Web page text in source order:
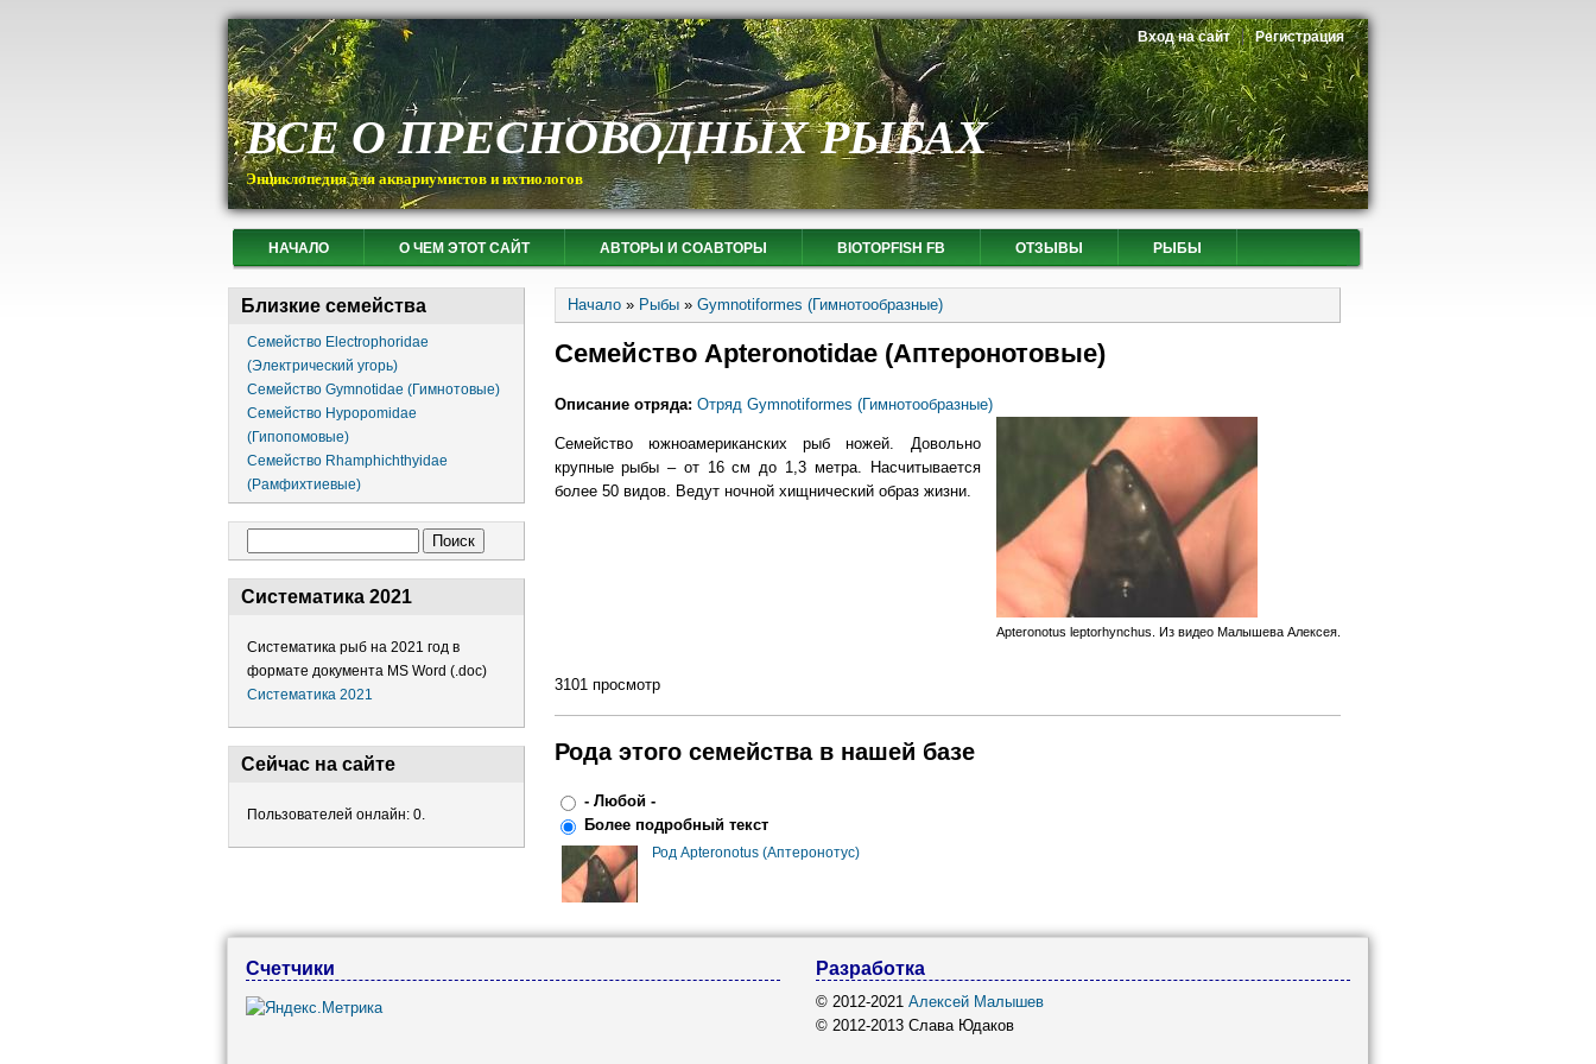
ВСЕ О ПРЕСНОВОДНЫХ РЫБАХ
Энциклопедия для аквариумистов и ихтиологов
Вход на сайт Регистрация
НАЧАЛО О ЧЕМ ЭТОТ САЙТ АВТОРЫ И СОАВТОРЫ BIOTOPFISH FB ОТЗЫВЫ РЫБЫ
Близкие семейства
Семейство Electrophoridae
(Электрический угорь)
Семейство Gymnotidae (Гимнотовые)
Семейство Hypopomidae
(Гипопомовые)
Семейство Rhamphichthyidae
(Рамфихтиевые)
Систематика 2021
Систематика рыб на 2021 год в
формате документа MS Word (.doc)
Систематика 2021
Сейчас на сайте
Пользователей онлайн: 0.
Вы здесь
Начало » Рыбы » Gymnotiformes (Гимнотообразные)
Семейство Apteronotidae (Аптеронотовые)
Описание отряда: Отряд Gymnotiformes (Гимнотообразные)
Apteronotus leptorhynchus. Из видео Малышева Алексея.
Семейство южноамериканских рыб ножей. Довольно
крупные рыбы – от 16 см до 1,3 метра. Насчитывается
более 50 видов. Ведут ночной хищнический образ жизни.
3101 просмотр
Рода этого семейства в нашей базе
- Любой -
Более подробный текст
Род Apteronotus (Аптеронотус)
Счетчики Разработка
© 2012-2021 Алексей Малышев
© 2012-2013 Слава Юдаков